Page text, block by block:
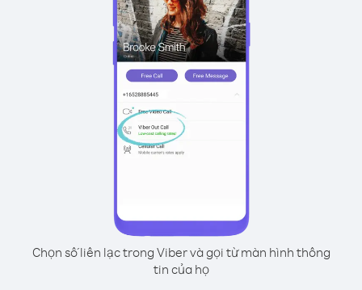
Chọn số liên lạc trong Viber và gọi từ màn hình thông
tin của họ